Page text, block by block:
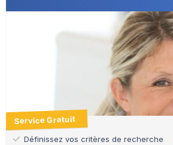
Service Gratuit
Définissez vos critères de recherche